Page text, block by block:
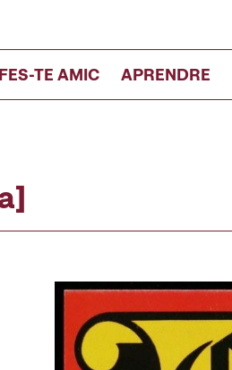
FES-TE AMIC APRENDRE